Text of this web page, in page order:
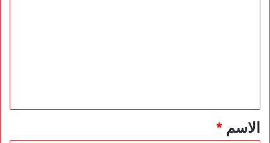
*الاسم*